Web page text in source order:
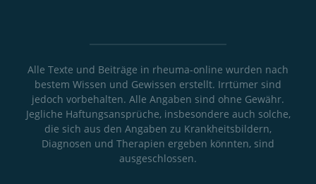
Alle Texte und Beiträge in rheuma-online wurden nach
bestem Wissen und Gewissen erstellt. Irrtümer sind
jedoch vorbehalten. Alle Angaben sind ohne Gewähr.
Jegliche Haftungsansprüche, insbesondere auch solche,
die sich aus den Angaben zu Krankheitsbildern,
Diagnosen und Therapien ergeben könnten, sind
ausgeschlossen.